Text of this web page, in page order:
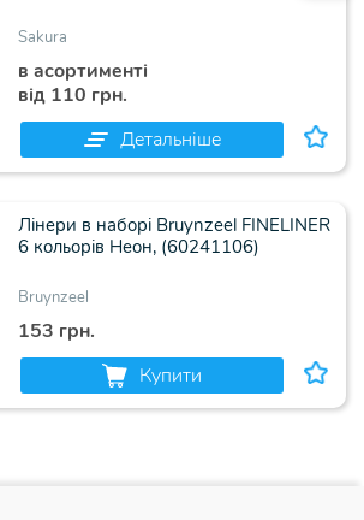
Sakura
в асортименті
від 110 грн.
Детальніше
Лінери в наборі Bruynzeel FINELINER
6 кольорів Неон, (60241106)
Bruynzeel
153 грн.
Купити